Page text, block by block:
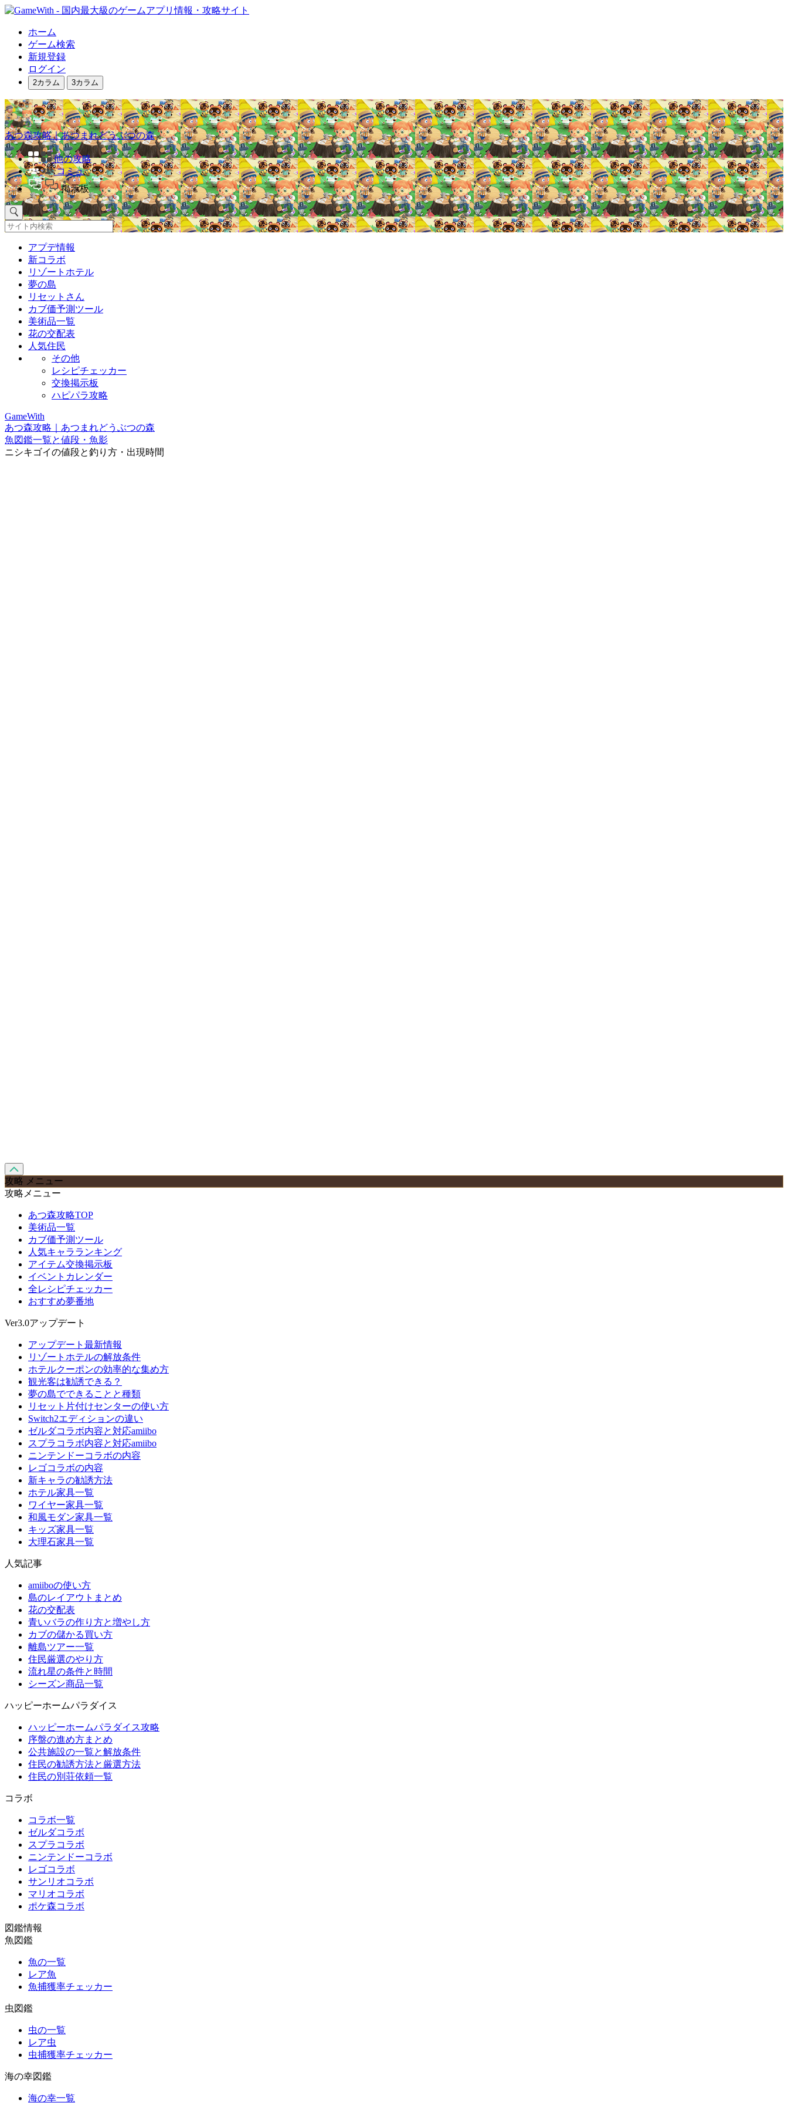
ホーム
ゲーム検索
新規登録
ログイン
2カラム 3カラム
あつ森攻略｜あつまれどうぶつの森
他の攻略
コミュ
掲示板
アプデ情報
新コラボ
リゾートホテル
夢の島
リセットさん
カブ価予測ツール
美術品一覧
花の交配表
人気住民
その他
レシピチェッカー
交換掲示板
ハピパラ攻略
GameWith
あつ森攻略｜あつまれどうぶつの森
魚図鑑一覧と値段・魚影
ニシキゴイの値段と釣り方・出現時間
攻略 メニュー
攻略メニュー
あつ森攻略TOP
美術品一覧
カブ価予測ツール
人気キャラランキング
アイテム交換掲示板
イベントカレンダー
全レシピチェッカー
おすすめ夢番地
Ver3.0アップデート
アップデート最新情報
リゾートホテルの解放条件
ホテルクーポンの効率的な集め方
観光客は勧誘できる？
夢の島でできることと種類
リセット片付けセンターの使い方
Switch2エディションの違い
ゼルダコラボ内容と対応amiibo
スプラコラボ内容と対応amiibo
ニンテンドーコラボの内容
レゴコラボの内容
新キャラの勧誘方法
ホテル家具一覧
ワイヤー家具一覧
和風モダン家具一覧
キッズ家具一覧
大理石家具一覧
人気記事
amiiboの使い方
島のレイアウトまとめ
花の交配表
青いバラの作り方と増やし方
カブの儲かる買い方
離島ツアー一覧
住民厳選のやり方
流れ星の条件と時間
シーズン商品一覧
ハッピーホームパラダイス
ハッピーホームパラダイス攻略
序盤の進め方まとめ
公共施設の一覧と解放条件
住民の勧誘方法と厳選方法
住民の別荘依頼一覧
コラボ
コラボ一覧
ゼルダコラボ
スプラコラボ
ニンテンドーコラボ
レゴコラボ
サンリオコラボ
マリオコラボ
ポケ森コラボ
図鑑情報
魚図鑑
魚の一覧
レア魚
魚捕獲率チェッカー
虫図鑑
虫の一覧
レア虫
虫捕獲率チェッカー
海の幸図鑑
海の幸一覧